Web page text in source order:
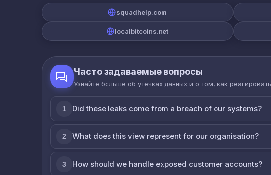
squadhelp.com
localbitcoins.net
Часто задаваемые вопросы
Узнайте больше об утечках данных и о том, как реагировать
1 Did these leaks come from a breach of our systems?
2 What does this view represent for our organisation?
3 How should we handle exposed customer accounts?